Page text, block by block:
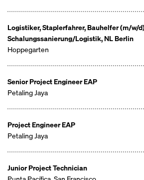
Logistiker, Staplerfahrer, Bauhelfer (m/w/
Schalungssanierung/Logistik, NL Berlin
Hoppegarten
Senior Project Engineer EAP
Petaling Jaya
Project Engineer EAP
Petaling Jaya
Junior Project Technician